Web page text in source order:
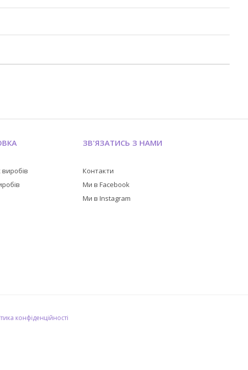
ЗВ'ЯЗАТИСЬ З НАМИ
Контакти
Ми в Facebook
Ми в Instagram
конфіденційності